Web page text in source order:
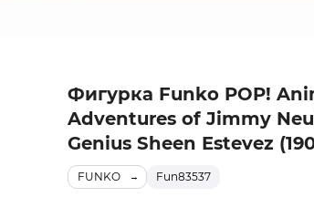
Фигурка Funko POP!
Adventures of Jimmy
Genius Sheen Estevez
Fun83537
FUNKO